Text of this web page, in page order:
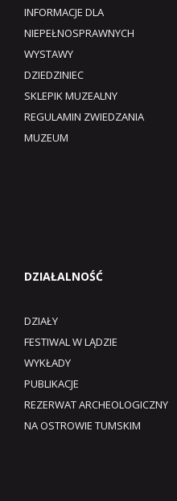
INFORMACJE DLA
NIEPEŁNOSPRAWNYCH
WYSTAWY
DZIEDZINIEC
SKLEPIK MUZEALNY
REGULAMIN ZWIEDZANIA
MUZEUM​
DZIAŁALNOŚĆ
DZIAŁY
FESTIWAL W LĄDZIE
WYKŁADY
PUBLIKACJE
REZERWAT ARCHEOLOGICZNY
NA OSTROWIE TUMSKIM